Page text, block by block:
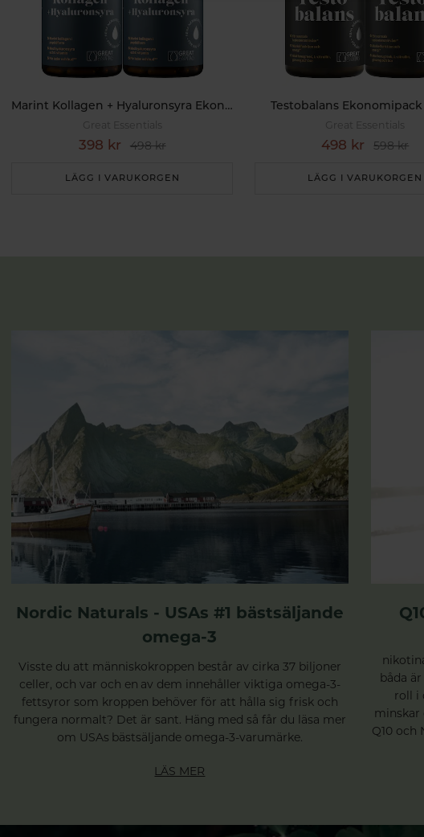
Marint Kollagen + Hyaluronsyra Ekonomipack 2x120k
Great Essentials
398 kr 498 kr
LÄGG I VARUKORGEN
Testobalans
Great Essentials
498 kr 598 kr
LÄGG I VARUKORGEN
Nordic Naturals - USAs #1 bästsäljande
omega-3
Visste du att människokroppen består av cirka 37 biljoner
celler, och var och en av dem innehåller viktiga omega-3-
fettsyror som kroppen behöver för att hålla sig frisk och
fungera normalt? Det är sant. Häng med så får du läsa mer
om USAs bästsäljande omega-3-varumärke.
LÄS MER
båda
roll i
minskar
Q10 och